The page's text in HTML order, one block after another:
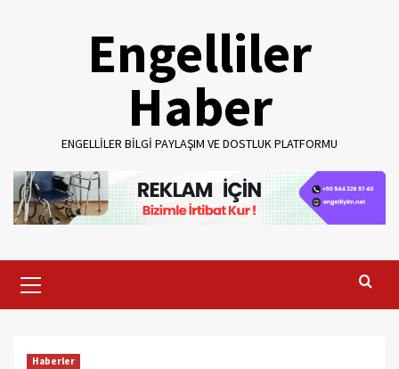
Engelliler
Haber
ENGELLILER BILGI PAYLAŞIM VE DOSTLUK PLATFORMU
Menu
Haberler